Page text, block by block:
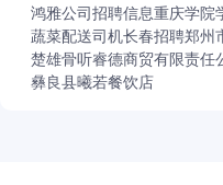
鸿雅公司招聘信息重庆学院
蔬菜配送司机长春招聘郑州
楚雄骨听睿德商贸有限责任
彝良县曦若餐饮店